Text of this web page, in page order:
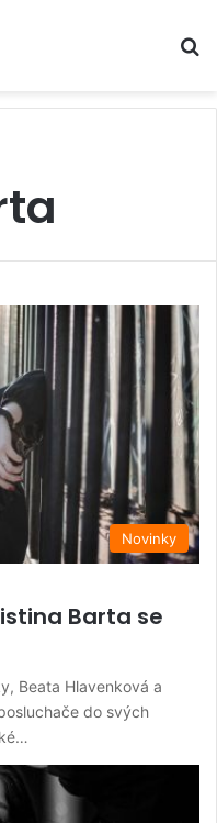
Novinky
Barta se
Beata Hlavenková a
do svých